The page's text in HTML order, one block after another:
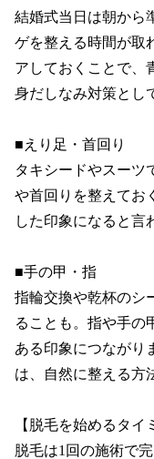
結婚式当日は朝から
ゲを整える時間が取
アしておくことで、
身だしなみ対策とし
■えり足・首回り
タキシードやスーツ
や首回りを整えてお
した印象になると言
■手の甲・指
指輪交換や乾杯のシ
ることも。指や手の
ある印象につながり
は、自然に整える方
【脱毛を始めるタイ
脱毛は1回の施術で